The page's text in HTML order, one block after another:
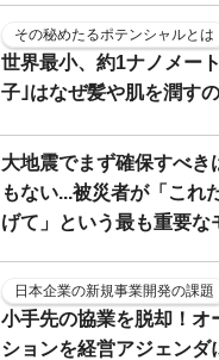
その秘めたるポテンシャルとは
世界最小、約1ナノメー
子｣はなぜ髪や肌を潤す
大地震でまず確保すべき
もない...被災者が「これ
げて」という最も重要な
日本企業の新規事業開発の課題
小手先の協業を脱却！オ
ションを経営アジェンダ